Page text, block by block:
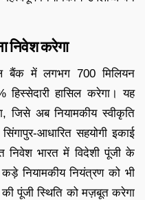
निवेश करेगा
बैंक में लगभग 700 मिलियन
हासिल करेगा। यह
अब नियामकीय स्वीकृति
आधारित सहयोगी इकाई
निवेश भारत में विदेशी पूंजी के
नियामकीय नियंत्रण को भी
पूंजी स्थिति को मज़बूत करेगा